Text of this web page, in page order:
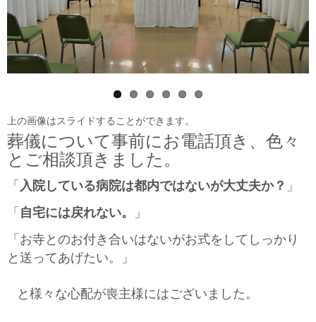
上の画像はスライドすることができます。
葬儀について事前にお電話頂き、色々
とご相談頂きました。
「 入院している病院は都内ではないが大丈夫か？ 」
「 自宅には戻れない。
」
「お寺とのお付き合いはないがお式をしてしっかり
と送ってあげたい。」
と様々な心配が喪主様にはございました。